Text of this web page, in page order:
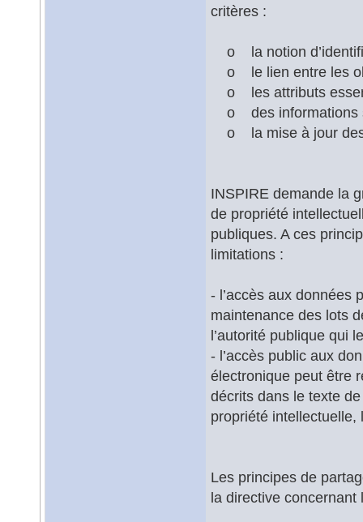
critères :
o la notion
o le lien entre les
o les attributs
o des informations
o la mise à jour
INSPIRE demande la
de propriété
publiques. A ces
limitations :
- l’accès aux données
maintenance des lots
l’autorité publique qui
- l’accès public aux
électronique peut être
décrits dans le texte
propriété
Les principes de
la directive